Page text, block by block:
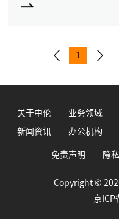
1
关于中伦 业务领域
新闻资讯 办公机构
免责声明 隐
Copyright ©
京ICP